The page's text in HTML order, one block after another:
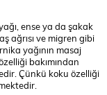
ense ya da şakak
ağrısı ve migren gibi
yağının masaj
bakımından
Çünkü koku özelliği